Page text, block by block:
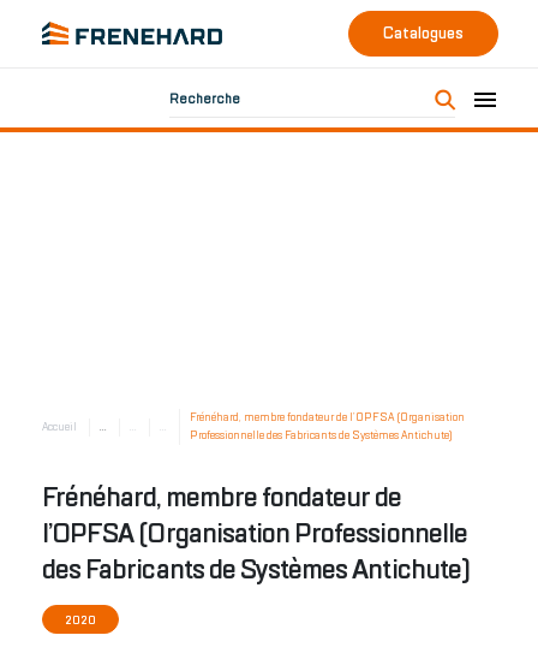
Recherche
Catalogues
Accueil ... ... ...
Frénéhard, membre fondateur de l’OPFSA (Organisation
Professionnelle des Fabricants de Systèmes Antichute)
Frénéhard, membre fondateur de
l’OPFSA (Organisation Professionnelle
des Fabricants de Systèmes Antichute)
2020